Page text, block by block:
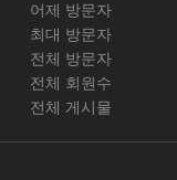
어제 방문자
최대 방문자
전체 방문자
전체 회원수
전체 게시물